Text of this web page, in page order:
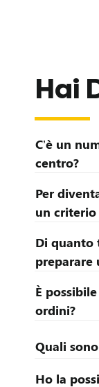
Hai
C’è un
centro?
Per
un criterio
Di quanto
preparare
È
ordini?
Quali
Ho la